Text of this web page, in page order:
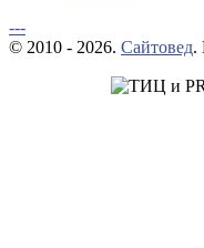
---
© 2010 - 2026. Сайтовед.